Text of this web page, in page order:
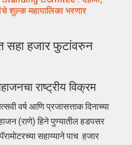
शुल्क महापालिका भरणार
सहा हजार फुटांवरुन
राष्ट्रीय विक्रम
वर्ष आणि प्रजासत्ताक दिनाच्या
(राणे) हिने पुण्यातील हडपसर
सहाय्याने पाच हजार